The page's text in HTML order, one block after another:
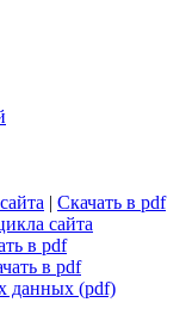
| Скачать в pdf
сайта
в pdf
в pdf
данных (pdf)